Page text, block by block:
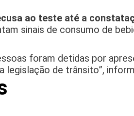
ao teste até a
sinais de consumo de
foram detidas por
de trânsito”,